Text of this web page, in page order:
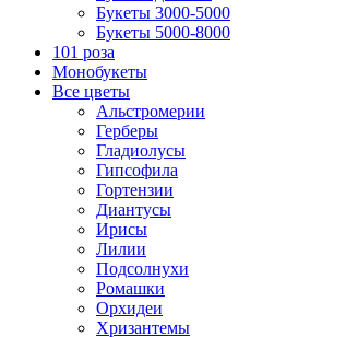
Букеты 3000-5000
Букеты 5000-8000
101 роза
Монобукеты
Все цветы
Альстромерии
Герберы
Гладиолусы
Гипсофила
Гортензии
Диантусы
Ирисы
Лилии
Подсолнухи
Ромашки
Орхидеи
Хризантемы